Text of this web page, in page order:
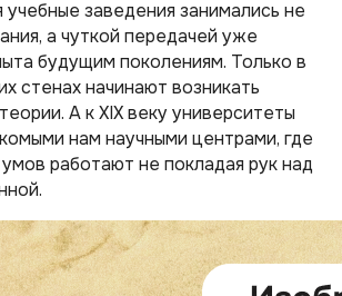
заведения занимались не
а чуткой передачей уже
будущим поколениям. Только в
стенах начинают возникать
А к XIX веку университеты
нам научными центрами, где
работают не покладая рук над